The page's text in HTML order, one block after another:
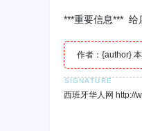
***重要信息*** 给
作者：{author}
西班牙华人网 http://